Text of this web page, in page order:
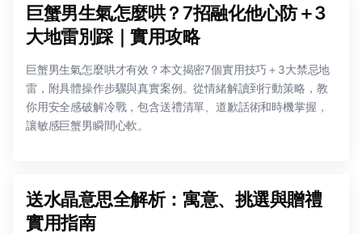
巨蟹男生氣怎麼哄？7招融化他心防＋3
大地雷別踩｜實用攻略
巨蟹男生氣怎麼哄才有效？本文揭密7個實用技巧＋3大禁忌地
雷，附具體操作步驟與真實案例。從情緒解讀到行動策略，教
你用安全感破解冷戰，包含送禮清單、道歉話術和時機掌握，
讓敏感巨蟹男瞬間心軟。
送水晶意思全解析：寓意、挑選與贈禮
實用指南